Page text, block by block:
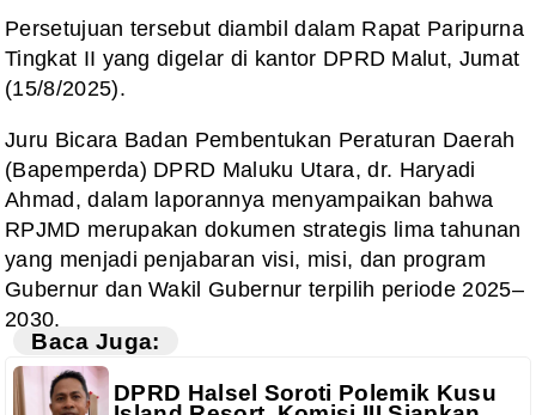
Persetujuan tersebut diambil dalam Rapat Paripurna
Tingkat II yang digelar di kantor DPRD Malut, Jumat
(15/8/2025).
Juru Bicara Badan Pembentukan Peraturan Daerah
(Bapemperda) DPRD Maluku Utara, dr. Haryadi
Ahmad, dalam laporannya menyampaikan bahwa
RPJMD merupakan dokumen strategis lima tahunan
yang menjadi penjabaran visi, misi, dan program
Gubernur dan Wakil Gubernur terpilih periode 2025–
2030.
Baca Juga:
DPRD Halsel Soroti Polemik Kusu